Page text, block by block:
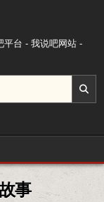
平台 - 我说吧网站 -
事